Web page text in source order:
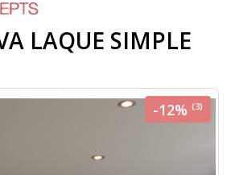
LAQUE SIMPLE
-12% (3)